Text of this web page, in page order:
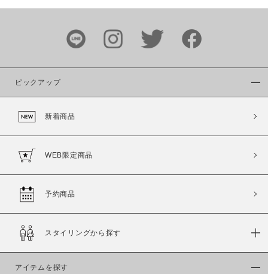
ブランド
カラー
商品タイプ
ピックアップ
新着商品
WEB限定商品
予約商品
スタイリングから探す
アイテムを探す